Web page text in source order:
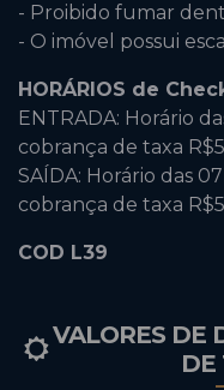
- Proibido fumar
- O imóvel possui
HORÁRIOS de
ENTRADA: Horário
cobrança de taxa
SAÍDA: Horário das
cobrança de taxa
COD L39
VALORES DE
DE